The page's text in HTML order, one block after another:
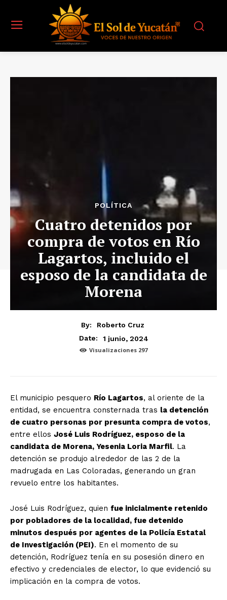
POLÍTICA
Cuatro detenidos por
compra de votos en Río
Lagartos, incluido el
esposo de la candidata de
Morena
By:
Roberto Cruz
Date:
1 junio, 2024
Visualizaciones 297
El municipio pesquero Río Lagartos, al oriente de la
entidad, se encuentra consternada tras la detención
de cuatro personas por presunta compra de votos,
entre ellos José Luis Rodríguez, esposo de la
candidata de Morena, Yesenia Loria Marfil. La
detención se produjo alrededor de las 2 de la
madrugada en Las Coloradas, generando un gran
revuelo entre los habitantes.
José Luis Rodríguez, quien fue inicialmente retenido
por pobladores de la localidad, fue detenido
minutos después por agentes de la Policía Estatal
de Investigación (PEI). En el momento de su
detención, Rodríguez tenía en su posesión dinero en
efectivo y credenciales de elector, lo que evidenció su
implicación en la compra de votos.